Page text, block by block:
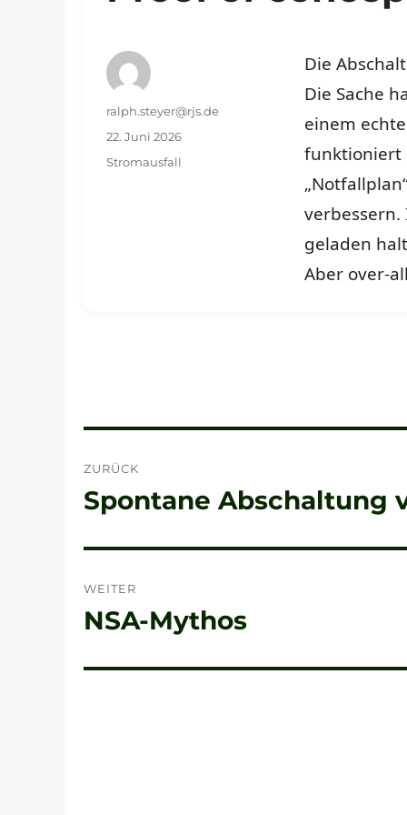
Die
Die Sache
einem
funktioniert
geladen
Aber over-
Autor
ralph.steyer@rjs.de
Veröffentlicht
am
22. Juni 2026
Schlagwörter
Stromausfall
ZURÜCK
Vorheriger
Spontane Abschaltung
WEITER
Nächster
NSA-Mythos